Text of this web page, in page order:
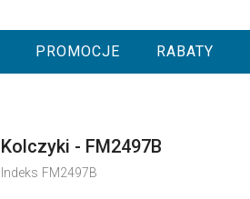
PROMOCJE RABATY
Kolczyki - FM2497B
Indeks FM2497B